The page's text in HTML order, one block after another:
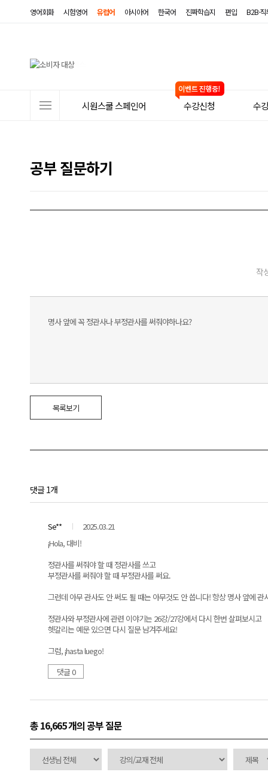
영어회화 시험영어 유럽어 아시아어 한국어 진짜학습지 편입 B2B·
뉴
시원스쿨 스페인어 수강신청 수
공부 질문하기
작
명사 앞에 꼭 정관사나 부정관사를 써줘야하나요?
목록보기
댓글 1개
Se**
2025.03.21
¡Hola, 대비!
정관사를 써줘야 할 때 정관사를 쓰고
부정관사를 써줘야 할 때 부정관사를 써요.
그런데 아무 관사도 안 써도 될 때는 아무것도 안 씁니다! 항상 명사 앞에 관
정관사와 부정관사에 관련 이야기는 26강/27강에서 다시 한번 살펴보시고
헷갈리는 예문 있으면 다시 질문 남겨주세요!
그럼, ¡hasta luego!
댓글 0
총 16,665 개의 공부 질문